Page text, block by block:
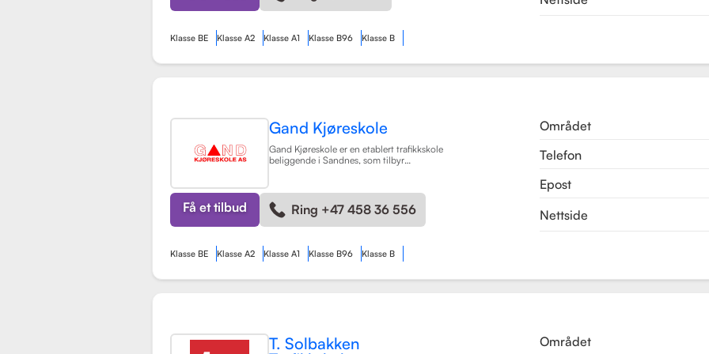
Klasse BE Klasse A2 Klasse A1 Klasse B96 Klasse B
Gand Kjøreskole
Gand Kjøreskole er en etablert trafikkskole
beliggende i Sandnes, som tilbyr
på opplæring for personbiler, både med
manuell og automatgir, samt motorsykler
(klasse A, A1) og tilhengere (BE). Les mer
Få et tilbud Ring +47 458 36 556
Området
Telefon
Epost
Nettside
Klasse BE Klasse A2 Klasse A1 Klasse B96 Klasse B
T. Solbakken
Området